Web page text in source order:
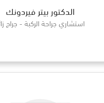
الدكتور بيتر فيردونك
استشاري جراحة الركبة - جراح